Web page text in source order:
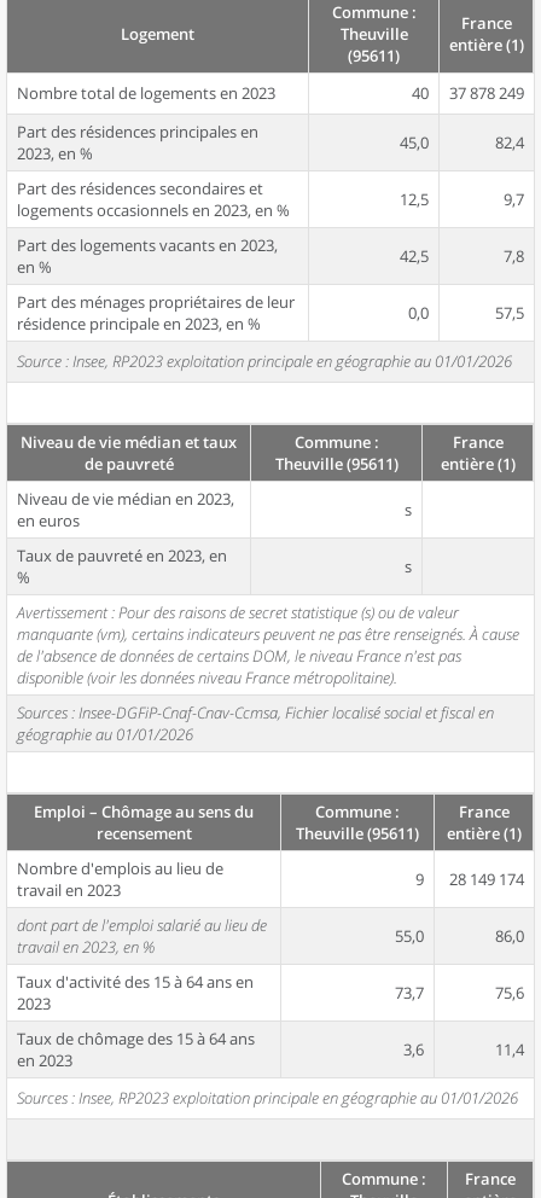
Logement
Commune :
Theuville
(95611)
France
entière (1)
Nombre total de logements en 2023 40
37 878 249
Part des résidences principales en
2023, en %
45,0 82,4
Part des résidences secondaires et
logements occasionnels en 2023, en %
12,5 9,7
Part des logements vacants en 2023,
en %
42,5 7,8
Part des ménages propriétaires de leur
résidence principale en 2023, en %
0,0 57,5
Source : Insee, RP2023 exploitation principale en géographie au 01/01/2026
Niveau de vie médian et taux
de pauvreté
Commune :
Theuville (95611)
France
entière (1)
Niveau de vie médian en 2023,
en euros
s
Taux de pauvreté en 2023, en
%
s
Avertissement : Pour des raisons de secret statistique (s) ou de valeur
manquante (vm), certains indicateurs peuvent ne pas être renseignés. À cause
de l'absence de données de certains DOM, le niveau France n'est pas
disponible (voir les données niveau France métropolitaine).
Sources : Insee-DGFiP-Cnaf-Cnav-Ccmsa, Fichier localisé social et fiscal en
géographie au 01/01/2026
Emploi – Chômage au sens du
recensement
Commune :
Theuville (95611)
France
entière (1)
Nombre d'emplois au lieu de
travail en 2023
9 28 149 174
dont part de l'emploi salarié au lieu de
travail en 2023, en %
55,0 86,0
Taux d'activité des 15 à 64 ans en
2023
73,7 75,6
Taux de chômage des 15 à 64 ans
en 2023
3,6 11,4
Sources : Insee, RP2023 exploitation principale en géographie au 01/01/2026
Commune :
France